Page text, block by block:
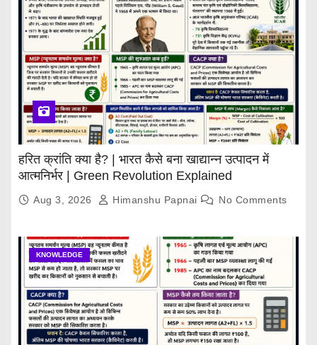
हरित क्रांति क्या है? | भारत कैसे बना खाद्यान्न उत्पादन में
आत्मनिर्भर | Green Revolution Explained
Aug 3, 2026 Himanshu Papnai No Comments
KNOWLEDGE